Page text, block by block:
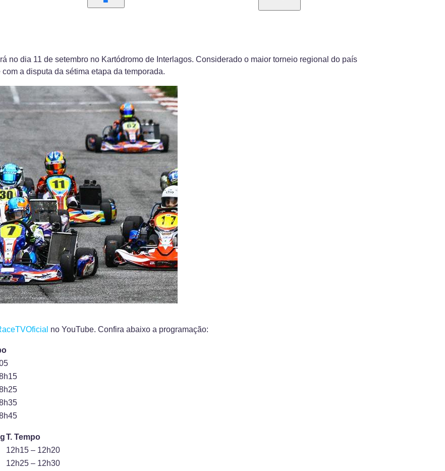
no dia 11 de setembro no Kartódromo de Interlagos. Considerado o maior torneio regional do país
a disputa da sétima etapa da temporada.
no YouTube. Confira abaixo a programação:
T. Tempo
12h15 – 12h20
12h25 – 12h30